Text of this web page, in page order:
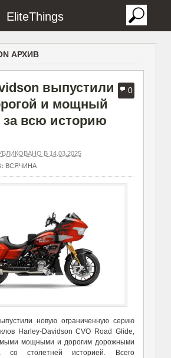
EliteThings
АРХИВ
0
выпустили
и мощный
за всю историю
В 14.03.2025
ВСЯЧИНА
новую ограниченную серию
Harley-Davidson CVO Road Glide,
мощными и дорогим дорожными
со столетней историей. Всего